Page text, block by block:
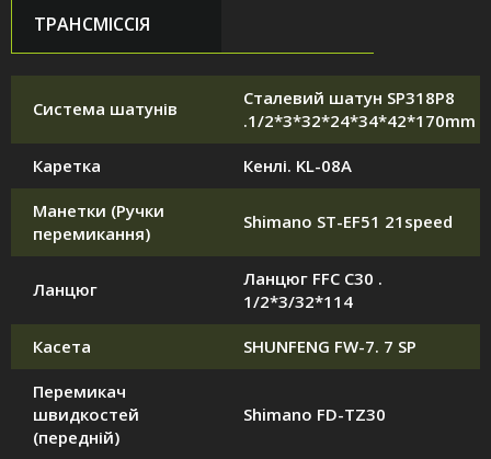
ТРАНСМІССІЯ
Система шатунів
Сталевий шатун SP318P8
.1/2*3*32*24*34*42*170mm
Каретка Кенлі. KL-08A
Манетки (Ручки
перемикання)
Shimano ST-EF51 21speed
Ланцюг
Ланцюг FFC C30 .
1/2*3/32*114
Касета SHUNFENG FW-7. 7 SP
Перемикач
швидкостей
(передній)
Shimano FD-TZ30